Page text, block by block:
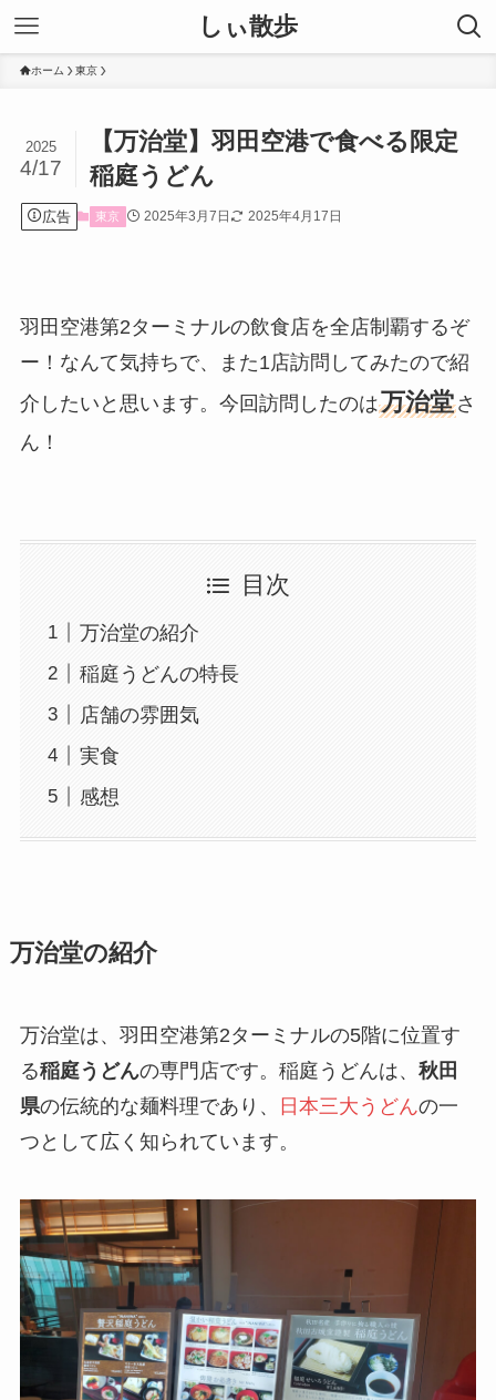
しぃ散歩
ホーム 東京
【万治堂】羽田空港で食べる限定
稲庭うどん
2025
4/17
広告 東京 2025年3月7日 2025年4月17日
羽田空港第2ターミナルの飲食店を全店制覇するぞ
ー！なんて気持ちで、また1店訪問してみたので紹
介したいと思います。今回訪問したのは万治堂さ
ん！
目次
万治堂の紹介
稲庭うどんの特長
店舗の雰囲気
実食
感想
万治堂の紹介
万治堂は、羽田空港第2ターミナルの5階に位置す
る稲庭うどんの専門店です。稲庭うどんは、 秋田
県の伝統的な麺料理であり、 日本三大うどんの一
つとして広く知られています。